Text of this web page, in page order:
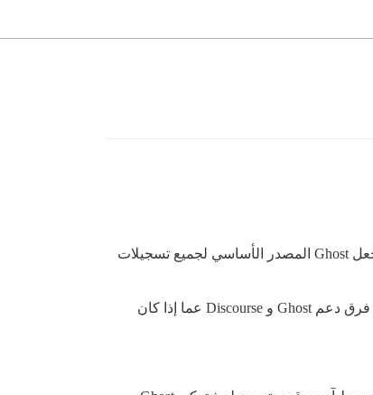
أنا مشترك في خطة Ghost(Pro) المدفوعة وأرغب في إعداد نسخة مستضافة من Discourse، مع خاصية الدخول الموحد (SSO) وجعل Ghost المصدر الأساسي لجميع تسجيلات
لقد قرأت جميع منشورات المنتدى التي يمكنني العثور عليها حول هذا الموضوع، سواء هنا أو في منتدى Ghost. لقد استفسرت من فرق دعم Ghost و Discourse عما إذا كان